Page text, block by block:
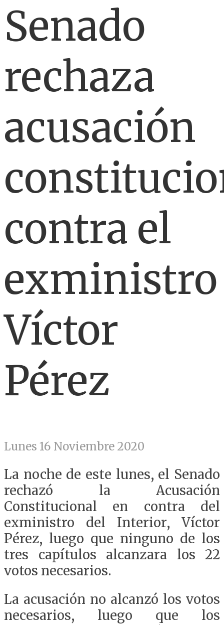
Senado
rechaza
acusación
contra el
exministro
Víctor
Pérez
Lunes 16 Noviembre 2020
La noche de este lunes, el Senado
rechazó la Acusación
Constitucional en contra del
exministro del Interior, Víctor
Pérez, luego que ninguno de los
tres capítulos alcanzara los 22
votos necesarios.
La acusación no alcanzó los votos
necesarios, luego que los